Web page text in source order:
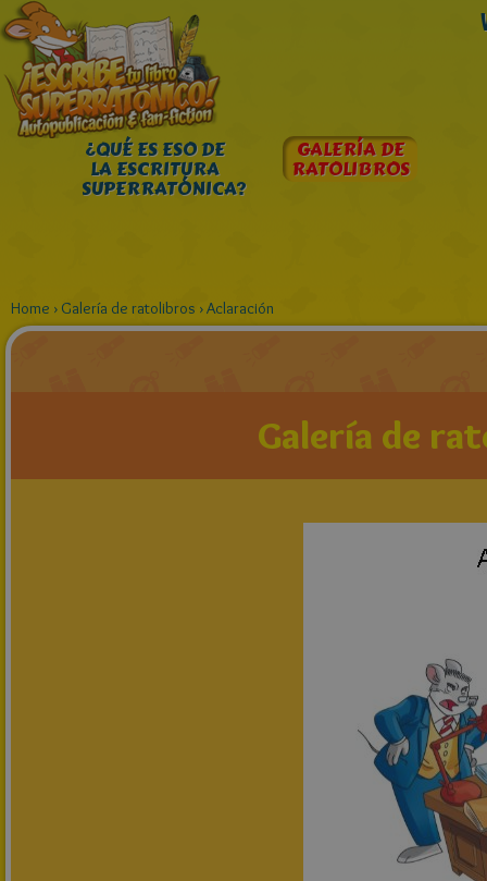
¿QUÉ ES ESO DE
LA ESCRITURA
SUPERRATÓNICA?
GALERÍA DE
RATOLIBROS
Home › Galería de ratolibros ›Aclaración
Galería de